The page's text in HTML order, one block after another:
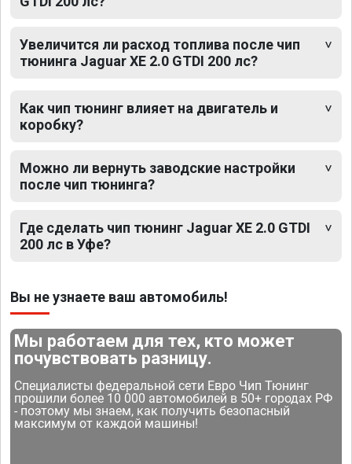
Увеличится ли расход топлива после чип
тюнинга Jaguar XE 2.0 GTDI 200 лс?
Как чип тюнинг влияет на двигатель и
коробку?
Можно ли вернуть заводские настройки
после чип тюнинга?
Где сделать чип тюнинг Jaguar XE 2.0 GTDI
200 лс в Уфе?
Вы не узнаете ваш автомобиль!
Мы работаем для тех, кто может
почувствовать разницу.
Специалисты федеральной сети Евро Чип Тюнинг
прошили более 10 000 автомобилей в 50+ городах РФ
- поэтому мы знаем, как получить безопасный
максимум от каждой машины!